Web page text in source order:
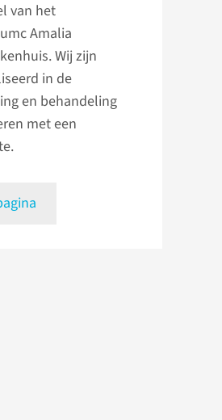
van het
Amalia
Wij zijn
in de
en behandeling
met een